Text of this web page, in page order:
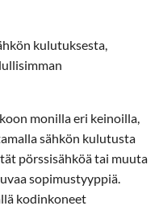
kulutuksesta,
monilla eri keinoilla,
sähkön kulutusta
pörssisähköä tai muuta
sopimustyyppiä.
kodinkoneet